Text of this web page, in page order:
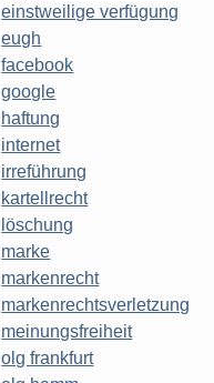
einstweilige verfügung
eugh
facebook
google
haftung
internet
irreführung
kartellrecht
löschung
marke
markenrecht
markenrechtsverletzung
meinungsfreiheit
olg frankfurt